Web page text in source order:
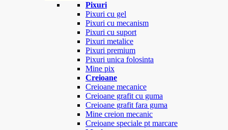
Pixuri
Pixuri cu gel
Pixuri cu mecanism
Pixuri cu suport
Pixuri metalice
Pixuri premium
Pixuri unica folosinta
Mine pix
Creioane
Creioane mecanice
Creioane grafit cu guma
Creioane grafit fara guma
Mine creion mecanic
Creioane speciale pt marcare